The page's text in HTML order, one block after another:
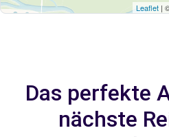
Leaflet |
Das perfekte
nächste